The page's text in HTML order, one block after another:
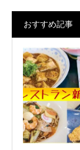
おすすめ記事